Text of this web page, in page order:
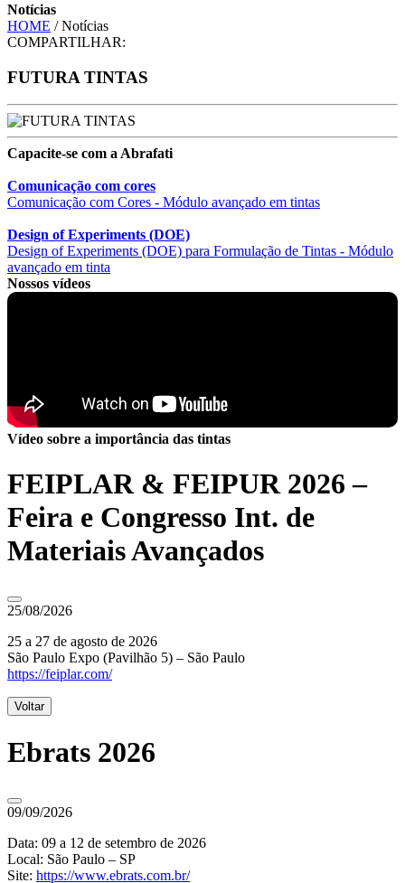
Notícias
HOME / Notícias
COMPARTILHAR:
FUTURA TINTAS
Capacite-se com a Abrafati
Comunicação com cores
Comunicação com Cores - Módulo avançado em tintas
Design of Experiments (DOE)
Design of Experiments (DOE) para Formulação de Tintas - Módulo
avançado em tinta
Nossos vídeos
Vídeo sobre a importância das tintas
FEIPLAR & FEIPUR 2026 –
Feira e Congresso Int. de
Materiais Avançados
25/08/2026
25 a 27 de agosto de 2026
São Paulo Expo (Pavilhão 5) – São Paulo
https://feiplar.com/
Voltar
Ebrats 2026
09/09/2026
Data: 09 a 12 de setembro de 2026
Local: São Paulo – SP
Site: https://www.ebrats.com.br/